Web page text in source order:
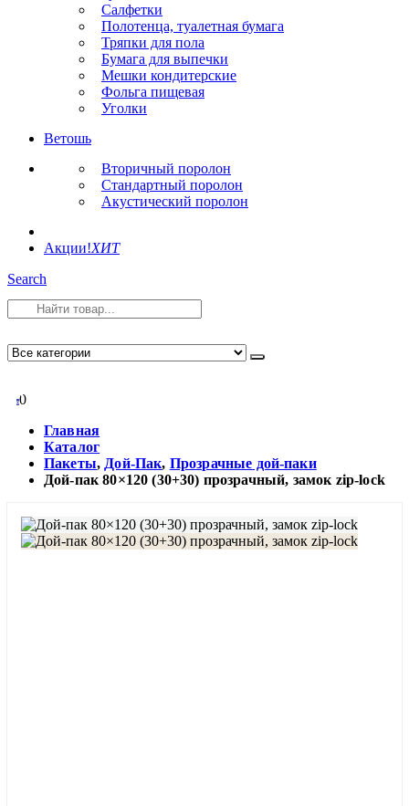
Салфетки
Полотенца, туалетная бумага
Тряпки для пола
Бумага для выпечки
Мешки кондитерские
Фольга пищевая
Уголки
Ветошь
Вторичный поролон
Стандартный поролон
Акустический поролон
Акции!ХИТ
Search
00
Главная
Каталог
Пакеты, Дой-Пак, Прозрачные дой-паки
Дой-пак 80×120 (30+30) прозрачный, замок zip-lock